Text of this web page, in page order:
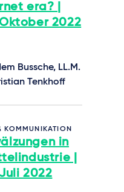
era? |
2022
Bussche, LL.M.
Tenkhoff
KOMMUNIKATION
in
|
2022